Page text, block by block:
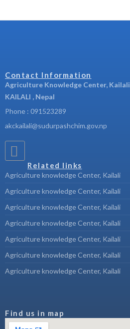
Contact Information
Agriculture Knowledge Center, Kailali
KAILALI , Nepal
Phone : 091523289
akckailali@sudurpashchim.gov.np
Related links
Agriculture knowledge Center, Kailali
Agriculture knowledge Center, Kailali
Agriculture knowledge Center, Kailali
Agriculture knowledge Center, Kailali
Agriculture knowledge Center, Kailali
Agriculture knowledge Center, Kailali
Agriculture knowledge Center, Kailali
Find us in map